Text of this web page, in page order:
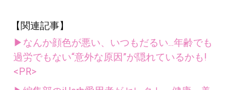
【関連記事】
▶なんか顔色が悪い、いつもだるい...年齢でも
過労でもない“意外な原因”が隠れているかも!
<PR>